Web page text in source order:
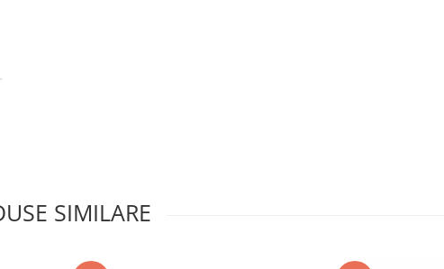
SIMILARE